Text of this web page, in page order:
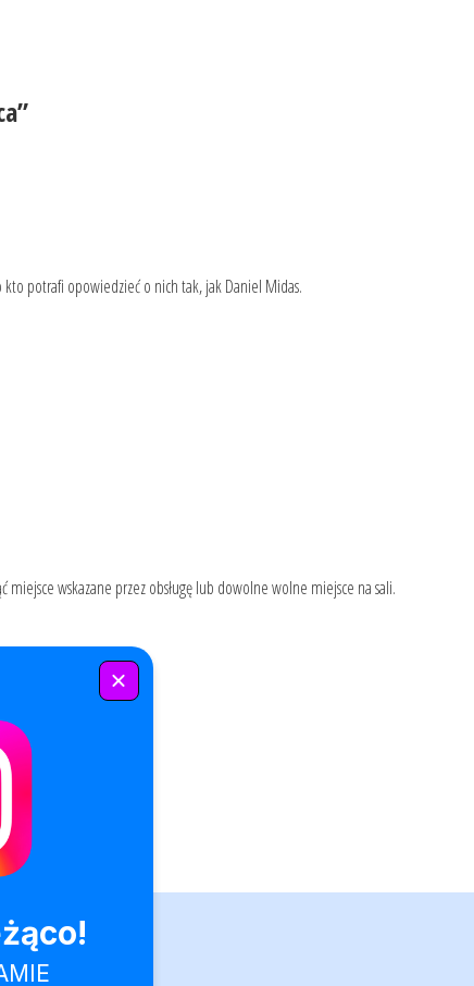
potrafi opowiedzieć o nich tak, jak Daniel Midas.
wskazane przez obsługę lub dowolne wolne miejsce na sali.